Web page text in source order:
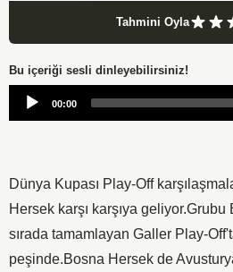
Tahmini Oyla
Bu içeriği sesli dinleyebilirsiniz!
Audio
00:00
Dünya Kupası Play-Off
Hersek karşı karşıya geliyor.Grubu
sırada tamamlayan Galler Play-
peşinde.Bosna Hersek de